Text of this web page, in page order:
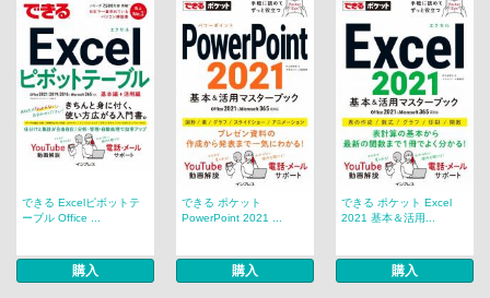
できる Excelピボットテ
ーブル Office ...
購入
できる ポケット
PowerPoint 2021 ...
購入
できる ポケット Excel
2021 基本＆活用...
購入